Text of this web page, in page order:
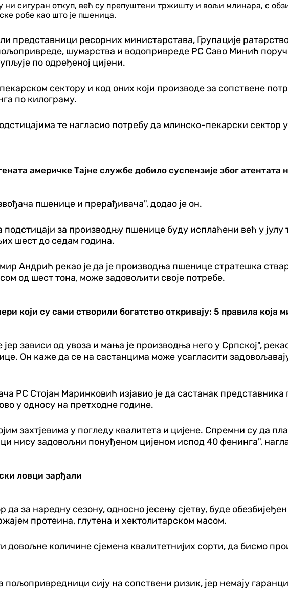
ни сигуран откуп, већ су препуштени тржишту и вољи млинара, с
робе као што је пшеница.
представници ресорних министарстава, Групације
шумарства и водопривреде РС Саво Минић
по одређеној цијени.
сектору и код оних који производе за сопствене
по килограму.
те нагласио потребу да млинско-пекарски сектор
америчке Тајне службе добило суспензије због атентата
пшенице и прерађивача", додао је он.
за производњу пшенице буду исплаћени већ у јулу
шест до седам година.
Андрић рекао је да је производња пшенице стратешка
од шест тона, може задовољити своје потребе.
који су сами створили богатство откривају: 5 правила која
зависи од увоза и мања је производња него у Српској",
Он каже да се на састанцима може усагласити
РС Стојан Маринковић изјавио је да састанак
у односу на претходне године.
захтјевима у погледу квалитета и цијене. Спремни су да
нису задовољни понуђеном цијеном испод 40 фенинга",
ловци зарђали
за наредну сезону, односно јесењу сјетву, буде
протеина, глутена и хектолитарском масом.
количине сјемена квалитетнијих сорти, да бисмо
пољопривредници сију на сопствени ризик, јер немају